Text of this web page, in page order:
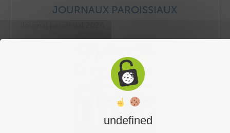
JOURNAUX PAROISSIAUX
undefined